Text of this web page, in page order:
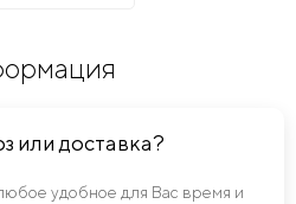
или доставка?
удобное для Вас время и